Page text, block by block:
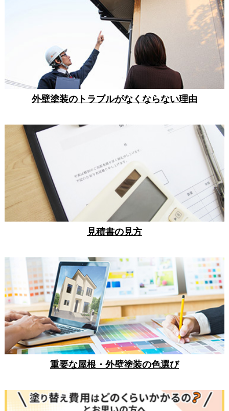
外壁塗装のトラブルがなくならない理由
見積書の見方
重要な屋根・外壁塗装の色選び